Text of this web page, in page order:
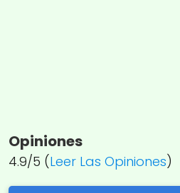
Opiniones
4.9/5 (Leer Las Opiniones)